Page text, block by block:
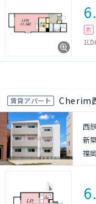
敷
賃貸アパート Cherim
西
新
福